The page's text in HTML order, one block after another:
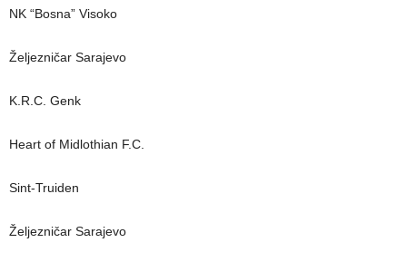
NK “Bosna” Visoko
Željezničar Sarajevo
K.R.C. Genk
Heart of Midlothian F.C.
Sint-Truiden
Željezničar Sarajevo